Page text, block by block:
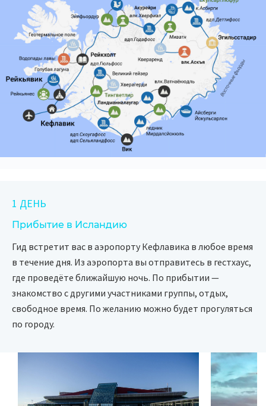
1 ДЕНЬ
Прибытие в Исландию
Гид встретит вас в аэропорту Кефлавика в любое время
в течение дня. Из аэропорта вы отправитесь в гестхаус,
где проведёте ближайшую ночь. По прибытии —
знакомство с другими участниками группы, отдых,
свободное время. По желанию можно будет прогуляться
по городу.